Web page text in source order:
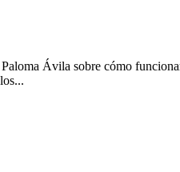
Ávila sobre cómo